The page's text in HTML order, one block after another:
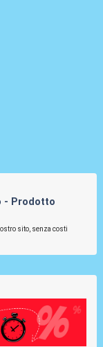
- Prodotto
sito, senza costi